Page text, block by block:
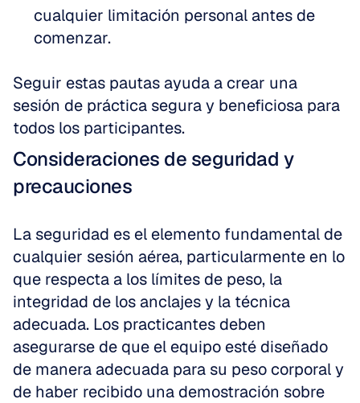
cualquier limitación personal antes de
comenzar.
Seguir estas pautas ayuda a crear una
sesión de práctica segura y beneficiosa para
todos los participantes.
Consideraciones de seguridad y
precauciones
La seguridad es el elemento fundamental de
cualquier sesión aérea, particularmente en lo
que respecta a los límites de peso, la
integridad de los anclajes y la técnica
adecuada. Los practicantes deben
asegurarse de que el equipo esté diseñado
de manera adecuada para su peso corporal y
de haber recibido una demostración sobre